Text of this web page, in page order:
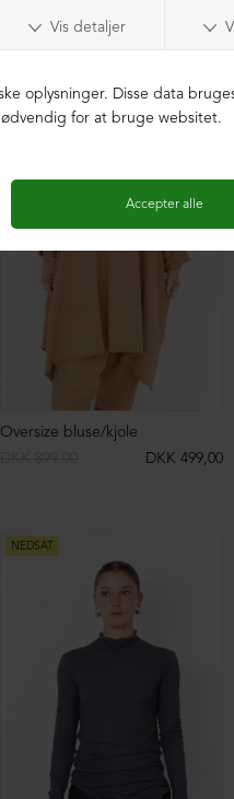
NEDSAT
Oversize bluse/kjole
DKK 499,00
NEDSAT